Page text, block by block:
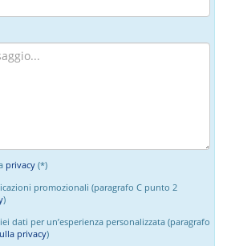
privacy (*)
promozionali (paragrafo C punto 2
)
dati per un’esperienza personalizzata (paragrafo
privacy)